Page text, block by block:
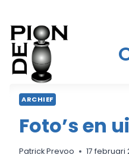
inhoud
ARCHIEF
Foto’s en
Patrick Prevoo 17 februari